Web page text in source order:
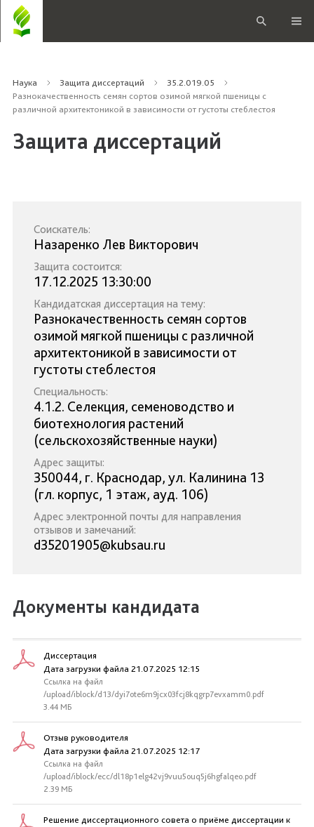
Наука Защита диссертаций
35.2.019.05
Разнокачественность семян сортов озимой мягкой пшеницы с
различной архитектоникой в зависимости от густоты стеблестоя
Защита диссертаций
Соискатель:
Назаренко Лев Викторович
Защита состоится:
17.12.2025 13:30:00
Кандидатская диссертация на тему:
Разнокачественность семян сортов
озимой мягкой пшеницы с различной
архитектоникой в зависимости от
густоты стеблестоя
Специальность:
4.1.2. Селекция, семеноводство и
биотехнология растений
(сельскохозяйственные науки)
Адрес защиты:
350044, г. Краснодар, ул. Калинина 13
(гл. корпус, 1 этаж, ауд. 106)
Адрес электронной почты для направления
отзывов и замечаний:
d35201905@kubsau.ru
Документы кандидата
Диссертация
Дата загрузки файла 21.07.2025 12:15
Ссылка на файл
/upload/iblock/d13/dyi7ote6m9jcx03fcj8kqgrp7evxamm0.pdf
3.44 МБ
Отзыв руководителя
Дата загрузки файла 21.07.2025 12:17
Ссылка на файл
/upload/iblock/ecc/dl18p1elg42vj9vuu5ouq5j6hgfalqeo.pdf
2.39 МБ
Решение диссертационного совета о приёме диссертации к